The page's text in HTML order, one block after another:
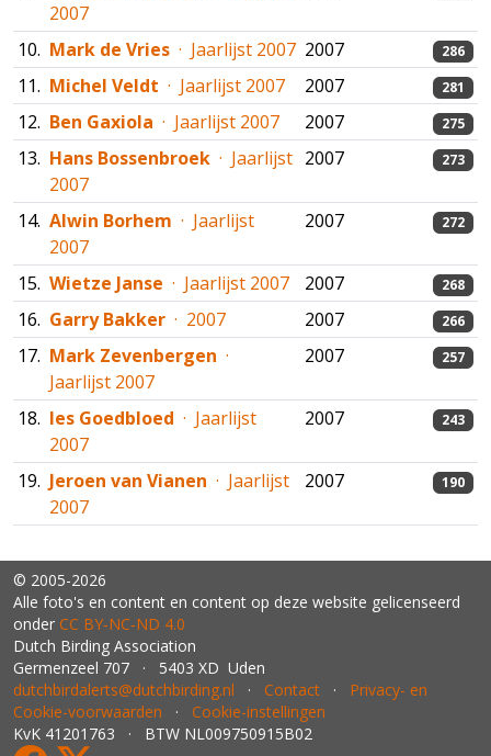
2007
10. Mark de Vries · Jaarlijst 2007 2007 286
11. Michel Veldt · Jaarlijst 2007 2007 281
12. Ben Gaxiola · Jaarlijst 2007 2007 275
13. Hans Bossenbroek · Jaarlijst
2007
2007 273
14. Alwin Borhem · Jaarlijst
2007
2007 272
15. Wietze Janse · Jaarlijst 2007 2007 268
16. Garry Bakker · 2007 2007 266
17. Mark Zevenbergen ·
Jaarlijst 2007
2007 257
18. Ies Goedbloed · Jaarlijst
2007
2007 243
19. Jeroen van Vianen · Jaarlijst
2007
2007 190
© 2005-2026
Alle foto's en content en content op deze website gelicenseerd
onder CC BY‑NC‑ND 4.0
Dutch Birding Association
Germenzeel 707 · 5403 XD Uden
dutchbirdalerts@dutchbirding.nl · Contact · Privacy- en
Cookie-voorwaarden · Cookie-instellingen
KvK 41201763 · BTW NL009750915B02